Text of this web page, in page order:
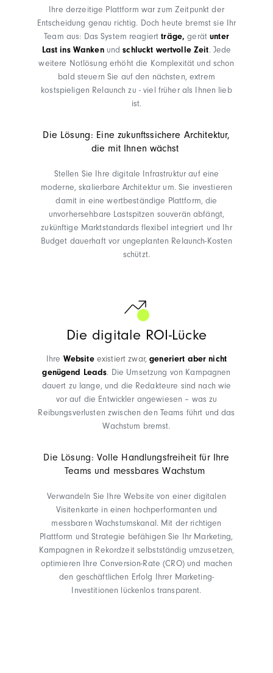
Ihre derzeitige Plattform war zum Zeitpunkt der
Entscheidung genau richtig. Doch heute bremst sie Ihr
Team aus: Das System reagiertträge, gerätunter
Last ins Wankenundschluckt wertvolle Zeit. Jede
weitere Notlösung erhöht die Komplexität und schon
bald steuern Sie auf den nächsten, extrem
kostspieligen Relaunch zu - viel früher als Ihnen lieb
ist.
Die Lösung: Eine zukunftssichere Architektur,
die mit Ihnen wächst
Stellen Sie Ihre digitale Infrastruktur auf eine
moderne, skalierbare Architektur um. Sie investieren
damit in eine wertbeständige Plattform, die
unvorhersehbare Lastspitzen souverän abfängt,
zukünftige Marktstandards flexibel integriert und Ihr
Budget dauerhaft vor ungeplanten Relaunch-Kosten
schützt.
Die digitale ROI-Lücke
Ihre Website existiert zwar,generiert aber nicht
genügend Leads. Die Umsetzung von Kampagnen
dauert zu lange, und die Redakteure sind nach wie
vor auf die Entwickler angewiesen – was zu
Reibungsverlusten zwischen den Teams führt und das
Wachstum bremst.
Die Lösung: Volle Handlungsfreiheit für Ihre
Teams und messbares Wachstum
Verwandeln Sie Ihre Website von einer digitalen
Visitenkarte in einen hochperformanten und
messbaren Wachstumskanal. Mit der richtigen
Plattform und Strategie befähigen Sie Ihr Marketing,
Kampagnen in Rekordzeit selbstständig umzusetzen,
optimieren Ihre Conversion-Rate (CRO) und machen
den geschäftlichen Erfolg Ihrer Marketing-
Investitionen lückenlos transparent.